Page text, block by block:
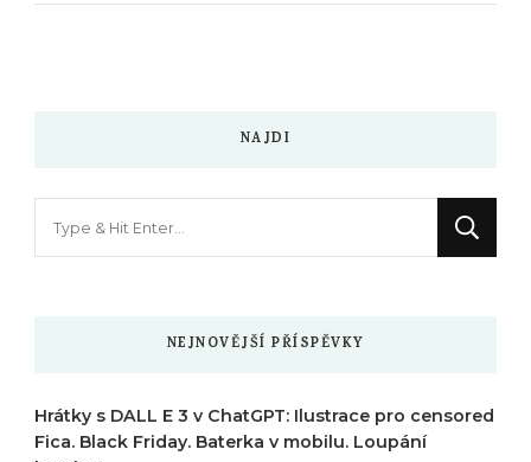
NAJDI
NEJNOVĚJŠÍ PŘÍSPĚVKY
Hrátky s DALL E 3 v ChatGPT: Ilustrace pro censored
Fica. Black Friday. Baterka v mobilu. Loupání